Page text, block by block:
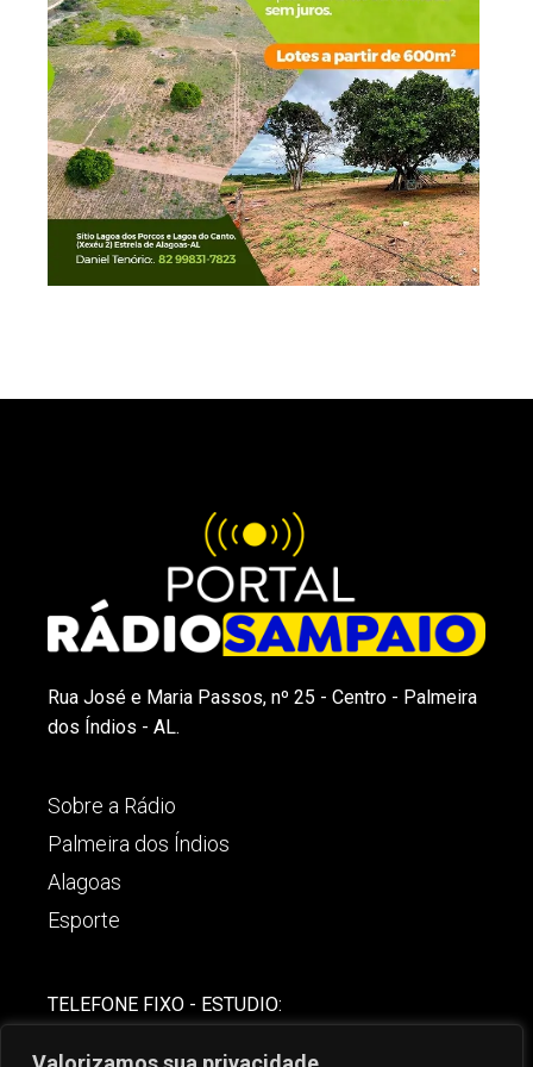
Rua José e Maria Passos, nº 25 - Centro - Palmeira
dos Índios - AL.
Sobre a Rádio
Palmeira dos Índios
Alagoas
Esporte
TELEFONE FIXO - ESTUDIO: